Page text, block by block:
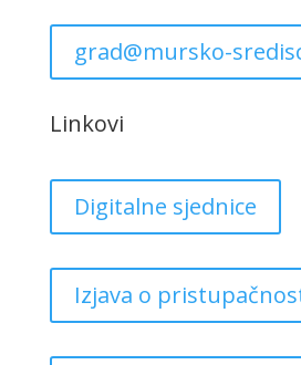
grad@mursko-
Linkovi
Digitalne sjednice
Izjava o